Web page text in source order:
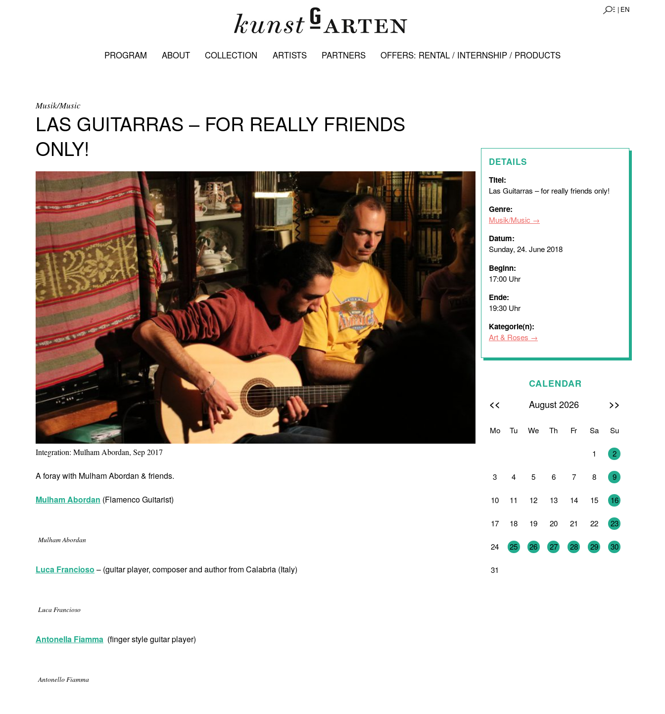
DE | EN
PROGRAM ABOUT COLLECTION ARTISTS PARTNERS OFFERS: RENTAL / INTERNSHIP / PRODUCTS
Musik/Music
LAS GUITARRAS – FOR REALLY FRIENDS
ONLY!
Integration: Mulham Abordan, Sep 2017
A foray with Mulham Abordan & friends.
Mulham Abordan (Flamenco Guitarist)
Mulham Abordan
Luca Francioso – (guitar player, composer and author from Calabria (Italy)
Luca Francioso
Antonella Fiamma (finger style guitar player)
Antonello Fiamma
DETAILS
Titel:
Las Guitarras – for really friends only!
Genre:
Musik/Music
Datum:
Sunday, 24. June 2018
Beginn:
17:00 Uhr
Ende:
19:30 Uhr
Kategorie(n):
Art & Roses
CALENDAR
<< August 2026 >>
Mo Tu We Th Fr Sa Su
1 2
3 4 5 6 7 8 9
10 11 12 13 14 15 16
17 18 19 20 21 22 23
24 25 26 27 28 29 30
31